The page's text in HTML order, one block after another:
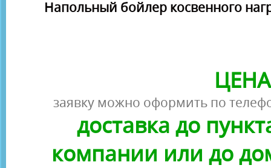
Напольный бойлер косвенного
заявку можно оформить по
доставка до
компании или до